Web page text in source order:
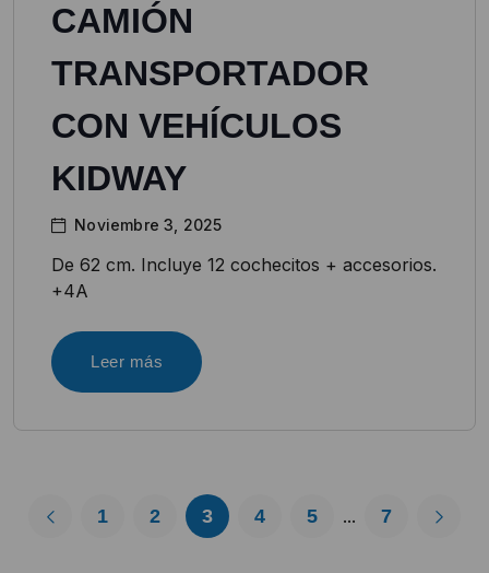
CAMIÓN
TRANSPORTADOR
CON VEHÍCULOS
KIDWAY
Noviembre 3, 2025
De 62 cm. Incluye 12 cochecitos + accesorios.
+4A
Leer más
1 2 3 4 5 ... 7